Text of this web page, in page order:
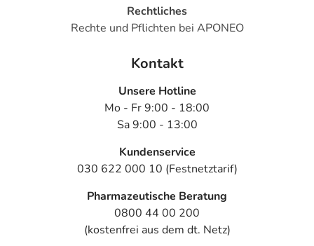
Rechtliches
Rechte und Pflichten bei APONEO
Kontakt
Unsere Hotline
Mo - Fr 9:00 - 18:00
Sa 9:00 - 13:00
Kundenservice
030 622 000 10 (Festnetztarif)
Pharmazeutische Beratung
0800 44 00 200
(kostenfrei aus dem dt. Netz)